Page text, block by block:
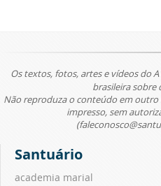
Os textos, fotos, artes e vídeos do
brasileira sobre
Não reproduza o conteúdo em
impresso, sem
Santuário
academia marial